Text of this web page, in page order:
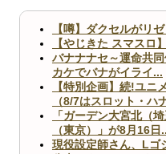
【噂】ダクセルがリ
【やじきた スマスロ
バナナナセ～運命共
カケでバナがイライ...
【特別企画】続!ユニ
（8/7はスロット・ハ
「ガーデン大宮北（
（東京）」が8月16日
現役設定師さん、Lゴ